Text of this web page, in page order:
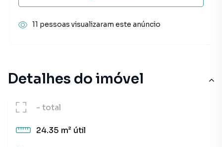
Detalhes do imóvel
- total
24.35 m² útil
11 pessoas visualizaram este anúncio